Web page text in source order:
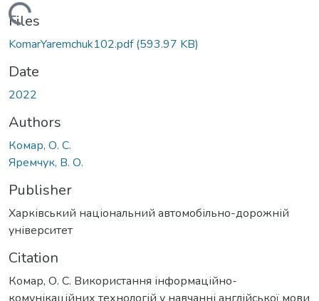
Loading...
Files
KomarYaremchuk102.pdf(593.97 KB)
Date
2022
Authors
Комар, О. С.
Яремчук, В. О.
Publisher
Харківський національний автомобільно-дорожній
університет
Citation
Комар, О. С. Використання інформаційно-